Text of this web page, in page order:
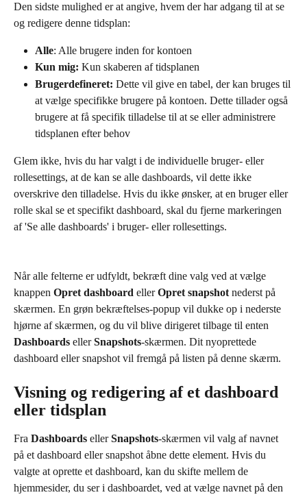
Den sidste mulighed er at angive, hvem der har adgang til at se
og redigere denne tidsplan:
Alle: Alle brugere inden for kontoen
Kun mig: Kun skaberen af tidsplanen
Brugerdefineret: Dette vil give en tabel, der kan bruges til
at vælge specifikke brugere på kontoen. Dette tillader også
brugere at få specifik tilladelse til at se eller administrere
tidsplanen efter behov
Glem ikke, hvis du har valgt i de individuelle bruger- eller
rollesettings, at de kan se alle dashboards, vil dette ikke
overskrive den tilladelse. Hvis du ikke ønsker, at en bruger eller
rolle skal se et specifikt dashboard, skal du fjerne markeringen
af 'Se alle dashboards' i bruger- eller rollesettings.
Når alle felterne er udfyldt, bekræft dine valg ved at vælge
knappen Opret dashboard eller Opret snapshot nederst på
skærmen. En grøn bekræftelses-popup vil dukke op i nederste
hjørne af skærmen, og du vil blive dirigeret tilbage til enten
Dashboards eller Snapshots-skærmen. Dit nyoprettede
dashboard eller snapshot vil fremgå på listen på denne skærm.
Visning og redigering af et dashboard
eller tidsplan
Fra Dashboards eller Snapshots-skærmen vil valg af navnet
på et dashboard eller snapshot åbne dette element. Hvis du
valgte at oprette et dashboard, kan du skifte mellem de
hjemmesider, du ser i dashboardet, ved at vælge navnet på den